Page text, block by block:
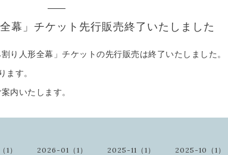
幕」チケット先行販売終了いたしました
り人形全幕」チケットの先行販売は終了いたしました。
ます。
内いたします。
） 2026-01（1） 2025-11（1） 2025-10（1）